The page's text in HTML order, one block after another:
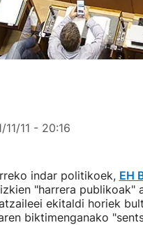
11/11 - 20:16
indar politikoek, EH
"harrera
ekitaldi horiek
biktimenganako